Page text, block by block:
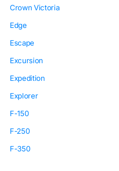
Crown Victoria
Edge
Escape
Excursion
Expedition
Explorer
F-150
F-250
F-350